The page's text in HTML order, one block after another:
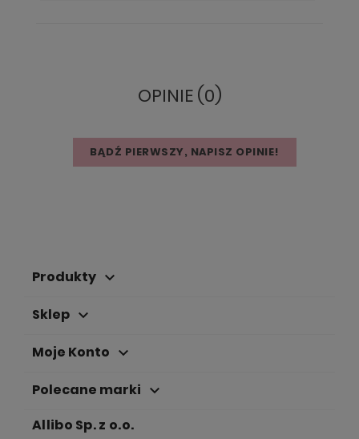
OPINIE (0)
BĄDŹ PIERWSZY, NAPISZ OPINIE!
Produkty keyboard_arrow_down
Sklep keyboard_arrow_down
Moje Konto keyboard_arrow_down
Polecane marki keyboard_arrow_down
Allibo Sp. z o.o.